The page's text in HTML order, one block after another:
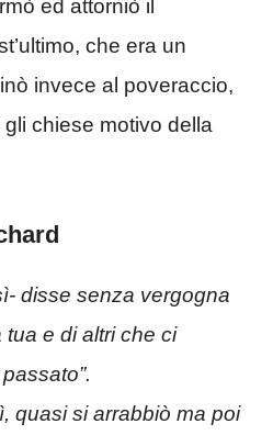
ed attorniò il
che era un
invece al poveraccio,
chiese motivo della
disse senza vergogna
tua e di altri che ci
quasi si arrabbiò ma poi